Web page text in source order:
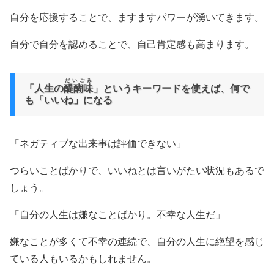
自分を応援することで、ますますパワーが湧いてきます。
自分で自分を認めることで、自己肯定感も高まります。
「人生の醍醐味
だいごみ
」というキーワードを使えば、何で
も「いいね」になる
「ネガティブな出来事は評価できない」
つらいことばかりで、いいねとは言いがたい状況もあるで
しょう。
「自分の人生は嫌なことばかり。不幸な人生だ」
嫌なことが多くて不幸の連続で、自分の人生に絶望を感じ
ている人もいるかもしれません。